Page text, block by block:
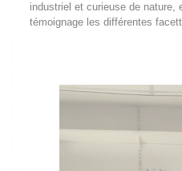
industriel et curieuse de nature,
témoignage les différentes